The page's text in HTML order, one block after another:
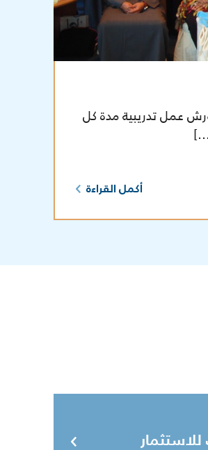
عمل تدريبية مدة كل
أكمل القراءة